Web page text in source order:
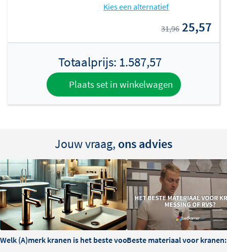
Kies een alternatief
31,96 25,57
Totaalprijs: 1.587,57
Plaats set in winkelwagen
Jouw vraag, ons advies
Welk (A)merk kranen is het beste voor je badkamer?
Beste materiaal voor kranen: